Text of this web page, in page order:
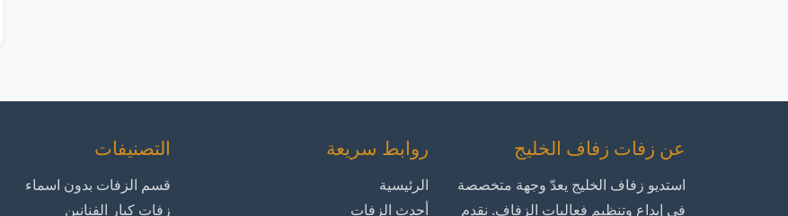
عن زفات زفاف الخليج
استديو زفاف الخليج يعدّ وجهة متخصصة
في إبداع وتنظيم فعاليات الزفاف. نقدم
روابط سريعة
الرئيسية
أحدث الزفات
التصنيفات
قسم الزفات بدون اسماء
زفات كبار الفنانين